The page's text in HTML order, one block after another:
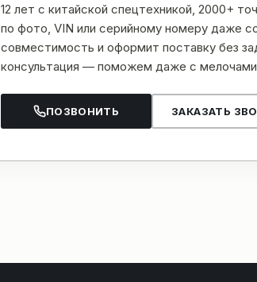
12 лет с китайской спецтехникой, 2000+
по фото, VIN или серийному номеру даже
совместимость и оформит поставку без
консультация — поможем даже с
ПОЗВОНИТЬ ЗАКАЗАТЬ